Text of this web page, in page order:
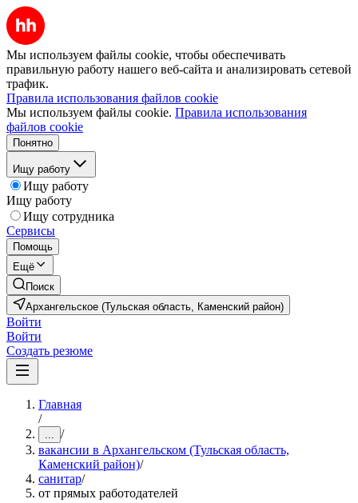
Мы используем файлы cookie, чтобы обеспечивать
правильную работу нашего веб-сайта и анализировать сетевой
трафик.
Правила использования файлов cookie
Мы используем файлы cookie. Правила использования
файлов cookie
Понятно
Ищу работу
Ищу работу
Ищу работу
Ищу сотрудника
Сервисы
Помощь
Ещё
Поиск
Архангельское (Тульская область, Каменский район)
Войти
Войти
Создать резюме
Главная
/
... /
вакансии в Архангельском (Тульская область,
Каменский район)/
санитар/
от прямых работодателей